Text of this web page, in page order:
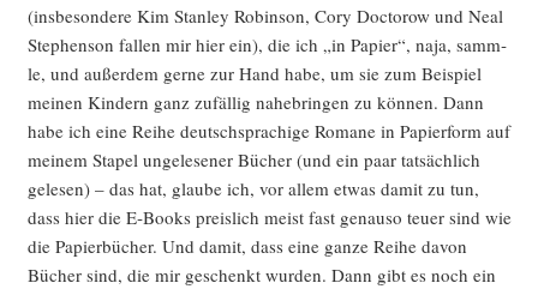
(ins­be­son­de­re Kim Stan­ley Robin­son, Cory Doc­to­row und Neal
Ste­phen­son fal­len mir hier ein), die ich „in Papier“, naja, samm­
le, und außer­dem ger­ne zur Hand habe, um sie zum Bei­spiel
mei­nen Kin­dern ganz zufäl­lig nahe­brin­gen zu kön­nen. Dann
habe ich eine Rei­he deutsch­spra­chi­ge Roma­ne in Papier­form auf
mei­nem Sta­pel unge­le­se­ner Bücher (und ein paar tat­säch­lich
gele­sen) – das hat, glau­be ich, vor allem etwas damit zu tun,
dass hier die E‑Books preis­lich meist fast genau­so teu­er sind wie
die Papier­bü­cher. Und damit, dass eine gan­ze Rei­he davon
Bücher sind, die mir geschenkt wur­den. Dann gibt es noch ein